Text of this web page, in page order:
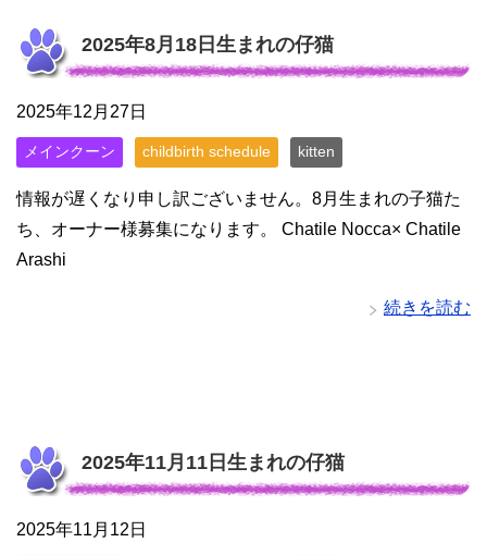
2025年8月18日生まれの仔猫
2025年12月27日
メインクーン childbirth schedule kitten
情報が遅くなり申し訳ございません。8月生まれの子猫た
ち、オーナー様募集になります。 Chatile Nocca× Chatile
Arashi
続きを読む
2025年11月11日生まれの仔猫
2025年11月12日